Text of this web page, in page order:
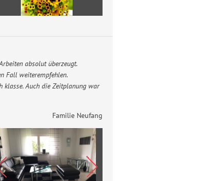
absolut überzeugt.
Fall weiterempfehlen.
klasse. Auch die Zeitplanung war
Familie Neufang